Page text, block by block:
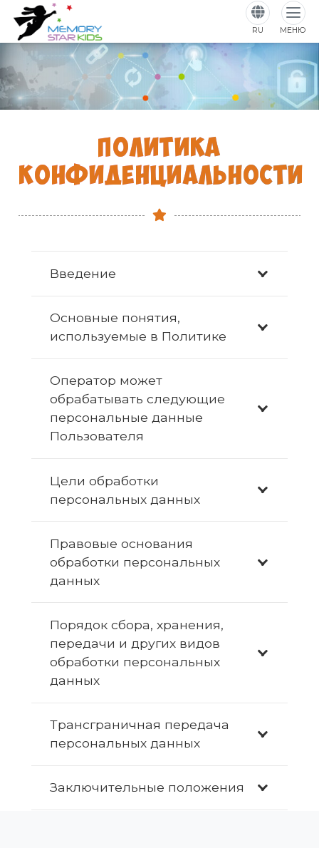
RU МЕНЮ
ПОЛИТИКА
КОНФИДЕНЦИАЛЬНОСТИ
Введение
Основные понятия,
используемые в Политике
Оператор может
обрабатывать следующие
персональные данные
Пользователя
Цели обработки
персональных данных
Правовые основания
обработки персональных
данных
Порядок сбора, хранения,
передачи и других видов
обработки персональных
данных
Трансграничная передача
персональных данных
Заключительные положения